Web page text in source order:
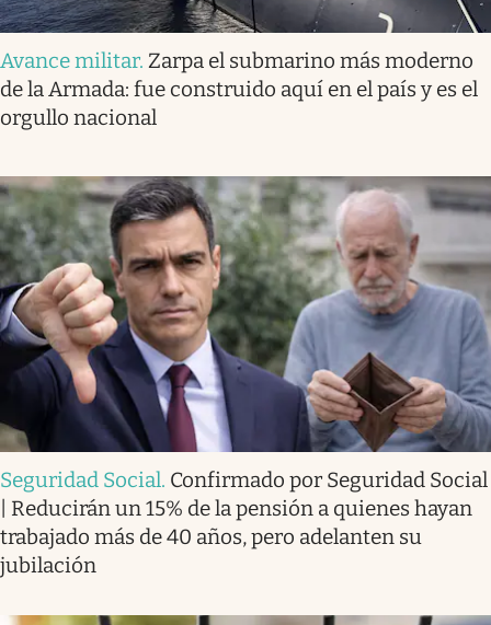
Avance militar. Zarpa el submarino más moderno
de la Armada: fue construido aquí en el país y es el
orgullo nacional
Seguridad Social. Confirmado por Seguridad Social
| Reducirán un 15% de la pensión a quienes hayan
trabajado más de 40 años, pero adelanten su
jubilación